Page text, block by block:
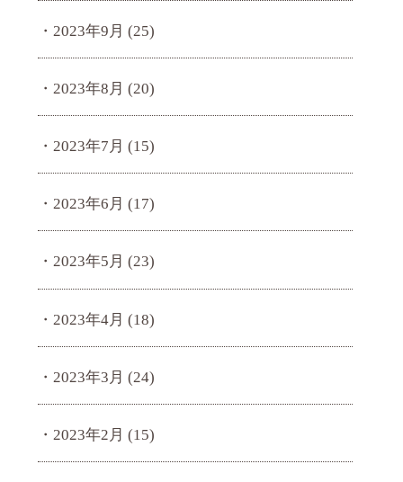
2023年9月 (25)
2023年8月 (20)
2023年7月 (15)
2023年6月 (17)
2023年5月 (23)
2023年4月 (18)
2023年3月 (24)
2023年2月 (15)